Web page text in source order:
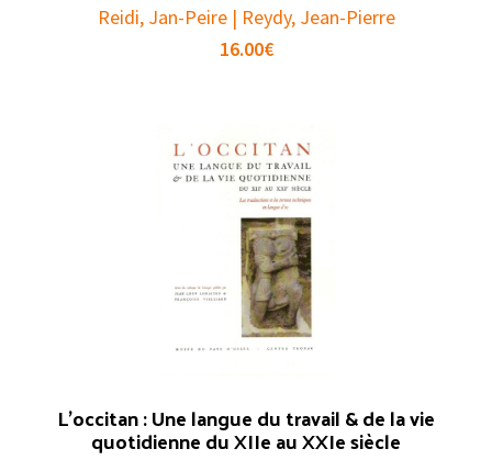
Reidi, Jan-Peire | Reydy, Jean-Pierre
16.00€
L’occitan : Une langue du travail & de la vie
quotidienne du XIIe au XXIe siècle